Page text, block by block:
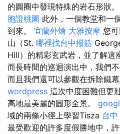
的圓圈中發現特殊的岩石形狀。
胞證桃園 此外，一個教堂和一
到來。 宜蘭外燴 大雅按摩 您
山（St. 哪裡找台中撥筋
Hill）的精彩玄武岩，並了解這
而長時間的巡迴演出中，我們
而且我們還可以參觀在拆除鐵
wordpress 這次中度困難但更
高地最美麗的圓形全景。
域的兩條小徑上學習Tisza 台
最受歡迎的許多度假勝地中，